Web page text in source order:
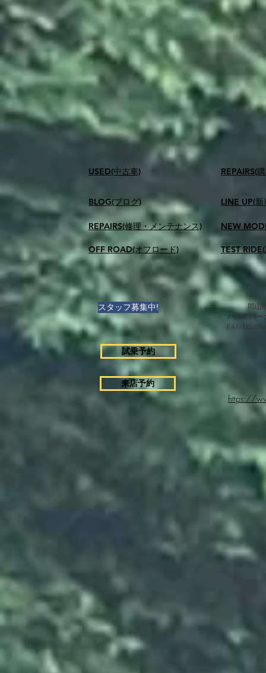
USED(中古車)
BLOG(ブログ)
REPAIRS(修理・メンテナンス)
OFF ROAD(オフロード)
​REPAIRS(
LINE UP(
NEW
TEST
スタッフ募集中!
試乗予約
来店予約
岡山
ハスクバー
FAX/TEL
https://